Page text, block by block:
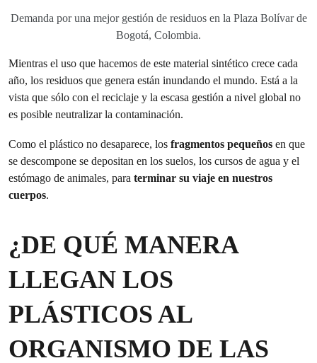
Demanda por una mejor gestión de residuos en la Plaza Bolívar de
Bogotá, Colombia.
Mientras el uso que hacemos de este material sintético crece cada
año, los residuos que genera están inundando el mundo. Está a la
vista que sólo con el reciclaje y la escasa gestión a nivel global no
es posible neutralizar la contaminación.
Como el plástico no desaparece, los fragmentos pequeños en que
se descompone se depositan en los suelos, los cursos de agua y el
estómago de animales, para terminar su viaje en nuestros
cuerpos.
¿DE QUÉ MANERA
LLEGAN LOS
PLÁSTICOS AL
ORGANISMO DE LAS